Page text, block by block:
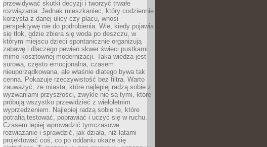
przewidywać skutki decyzji i tworzyć trwałe
rozwiązania. Jednak mieszkaniec, który codziennie
korzysta z danej ulicy czy placu, wnosi
perspektywę nie do podrobienia. Wie, kiedy pojawia
się tłok, gdzie zbiera się woda po deszczu, w
którym miejscu dzieci spontanicznie organizują
zabawę i dlaczego pewien skwer świeci pustkami
mimo kosztownej modernizacji. Taka wiedza jest
surowa, często emocjonalna, czasem
nieuporządkowana, ale właśnie dlatego bywa tak
cenna. Pokazuje rzeczywistość bez filtra. Warto
zauważyć, że miasta, które najlepiej radzą sobie z
wyzwaniami przyszłości, zwykle nie są tymi, które
próbują wszystko przewidzieć z wieloletnim
wyprzedzeniem. Najlepiej radzą sobie te, które
potrafią testować, poprawiać i uczyć się w ruchu.
Czasem lepiej wprowadzić tymczasowe
rozwiązanie i sprawdzić, jak działa, niż latami
projektować coś, co po oddaniu okaże się